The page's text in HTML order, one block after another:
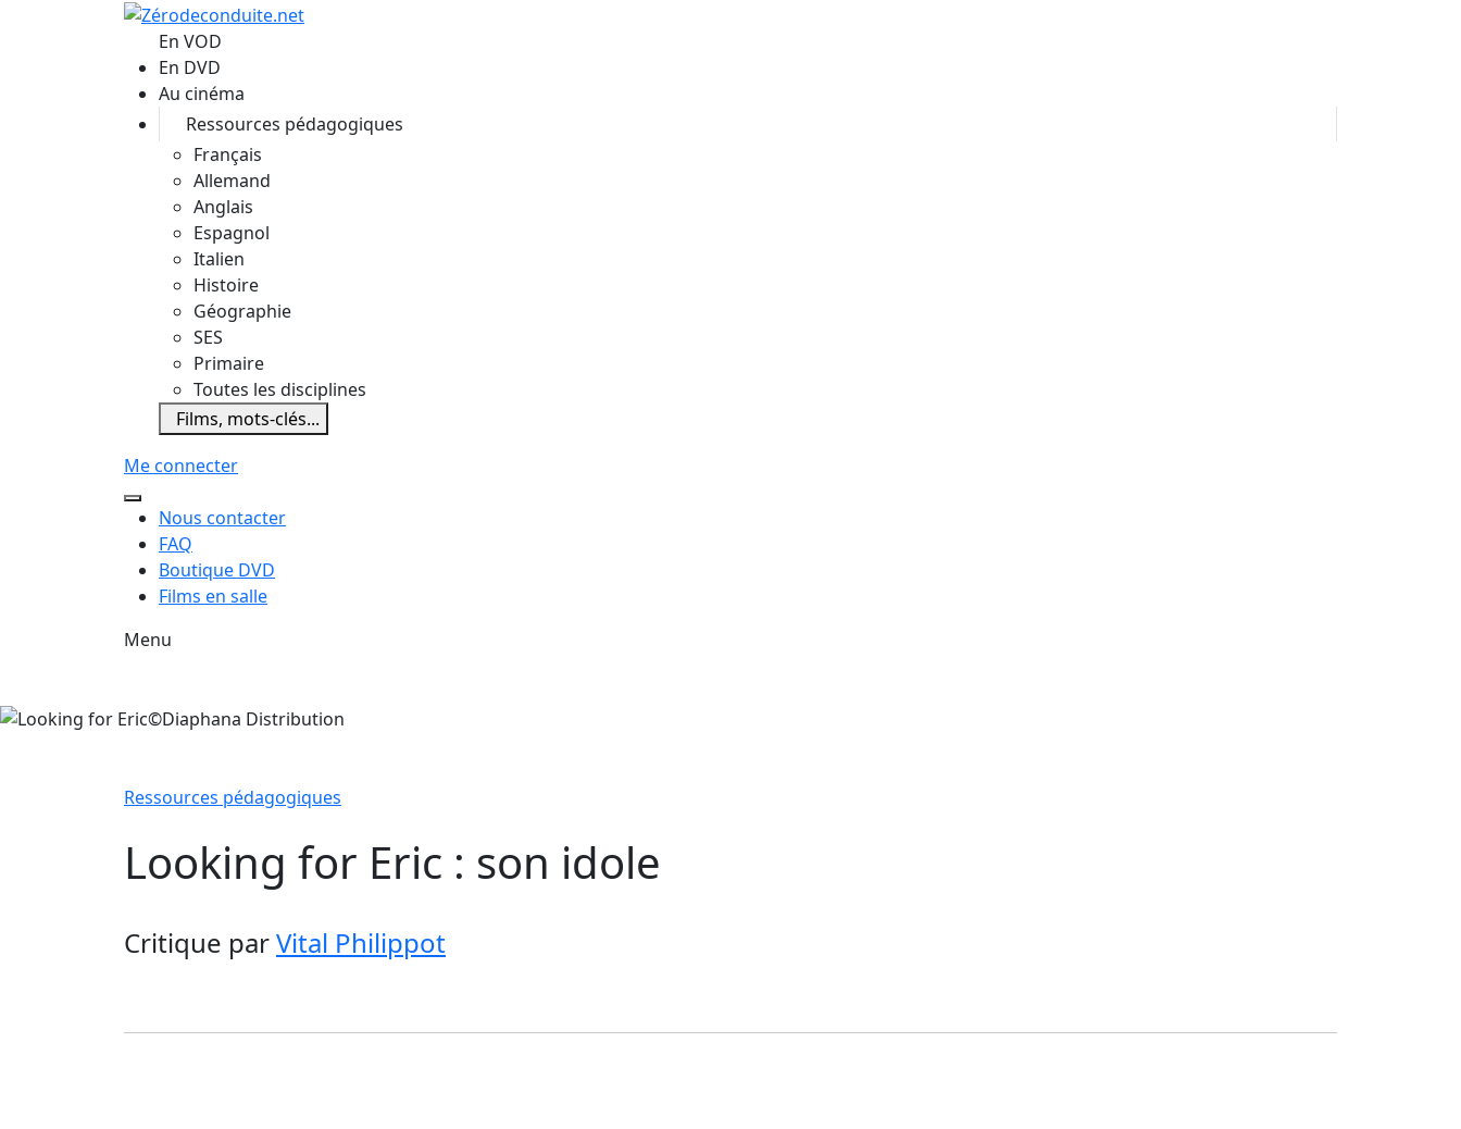
Aller au contenu principal
En VOD
En DVD
Au cinéma
Ressources pédagogiques
Français
Allemand
Anglais
Espagnol
Italien
Histoire
Géographie
SES
Primaire
Toutes les disciplines
Films, mots-clés...
Me connecter
Nous contacter
FAQ
Boutique DVD
Films en salle
Menu
Ressources pédagogiques
Looking for Eric : son idole
Critique parVital Philippot